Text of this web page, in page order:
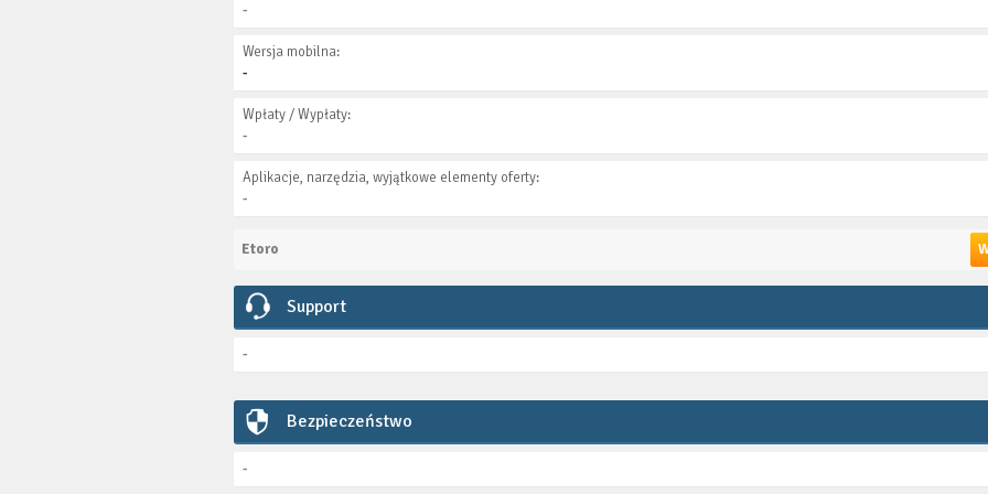
-
Wersja mobilna:
-
Wpłaty / Wypłaty:
-
Aplikacje, narzędzia, wyjątkowe elementy oferty:
-
Etoro
Support
-
Bezpieczeństwo
-